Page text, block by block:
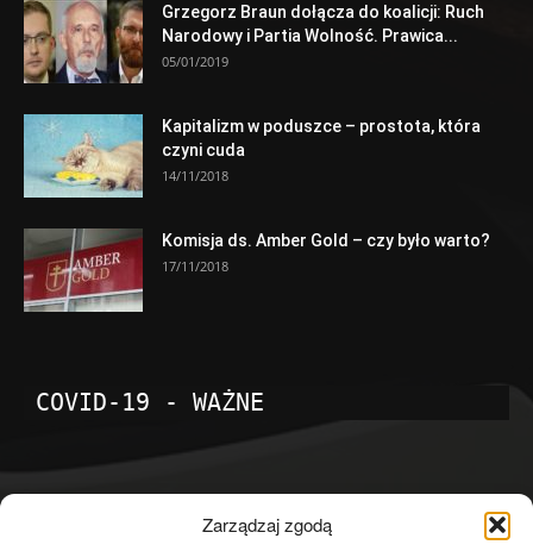
Zarządzaj zgodą
Grzegorz Braun dołącza do koalicji: Ruch
Narodowy i Partia Wolność. Prawica...
05/01/2019
Kapitalizm w poduszce – prostota, która
czyni cuda
14/11/2018
Komisja ds. Amber Gold – czy było warto?
17/11/2018
COVID-19 - WAŻNE